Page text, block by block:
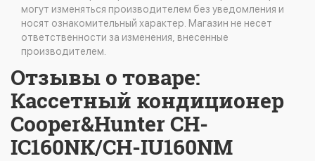
могут изменяться производителем без уведомления и
носят ознакомительный характер. Магазин не несет
ответственности за изменения, внесенные
производителем.
Отзывы о товаре:
Кассетный кондиционер
Cooper&Hunter CH-
IC160NK/CH-IU160NM